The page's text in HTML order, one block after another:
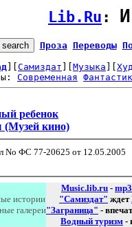
Lib.Ru :
Проза Переводы
Самиздат Музыка
Современная
ребенок
кино)
No ФС 77-20625 от 12.05.2005
истории
галереи
Music.lib.ru - mp3
"Самиздат" ждет
"Заграница" -
Водный туризм -